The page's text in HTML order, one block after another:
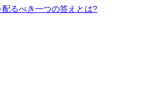
るべき一つの答えとは?